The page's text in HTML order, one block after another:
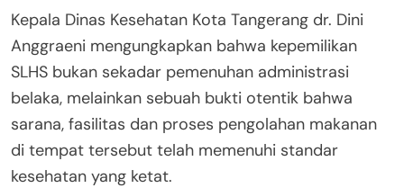
Kepala Dinas Kesehatan Kota Tangerang dr. Dini
Anggraeni mengungkapkan bahwa kepemilikan
SLHS bukan sekadar pemenuhan administrasi
belaka, melainkan sebuah bukti otentik bahwa
sarana, fasilitas dan proses pengolahan makanan
di tempat tersebut telah memenuhi standar
kesehatan yang ketat.